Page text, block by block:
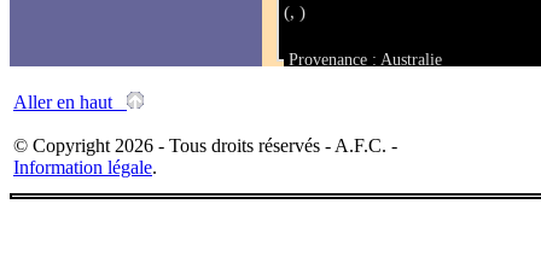
(, )
Provenance : Australie
Aller en haut
© Copyright 2026 - Tous droits réservés - A.F.C. -
Information légale.